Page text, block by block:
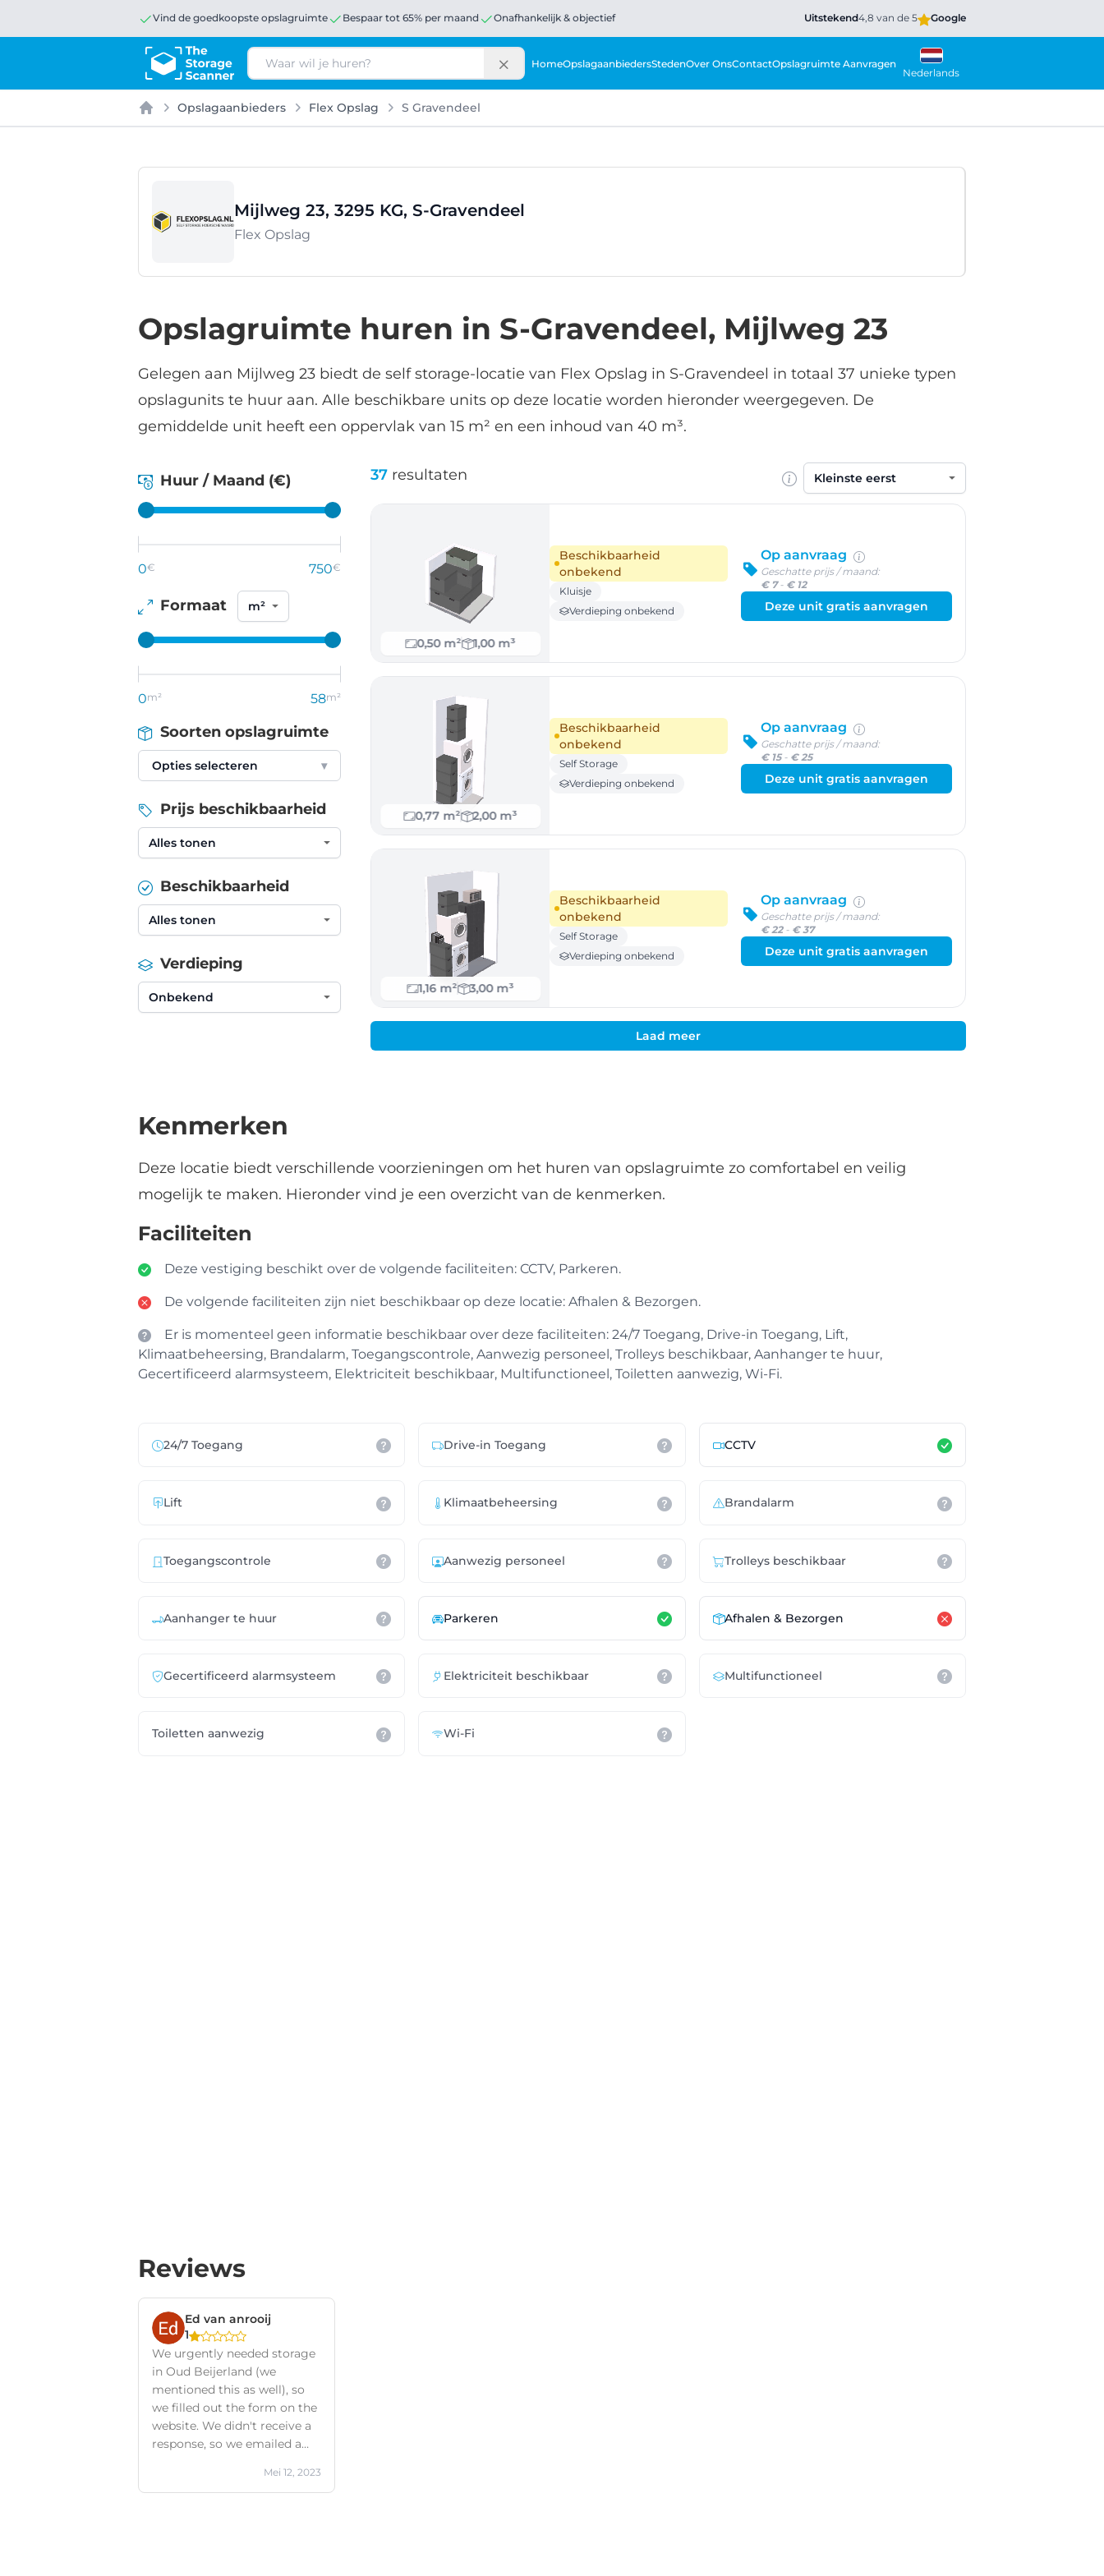
Vind de goedkoopste opslagruimte Bespaar tot 65% per maand Onafhankelijk & objectief Uitstekend4,8 van de 5 Google
Zoeken HomeOpslagaanbiedersStedenOver OnsContactOpslagruimte Aanvragen
Nederlands
Home
Opslagaanbieders Flex Opslag S Gravendeel
Mijlweg 23, 3295 KG, S-Gravendeel
Flex Opslag
Opslagruimte huren in S-Gravendeel, Mijlweg 23
Gelegen aan Mijlweg 23 biedt de self storage-locatie van Flex Opslag in S-Gravendeel in totaal 37 unieke typen
opslagunits te huur aan. Alle beschikbare units op deze locatie worden hieronder weergegeven. De
gemiddelde unit heeft een oppervlak van 15 m² en een inhoud van 40 m³.
37 resultaten
Sorteren op
0,50 m² 1,00 m³
Beschikbaarheid
onbekend
Kluisje
Verdieping onbekend
Op aanvraag
Geschatte prijs / maand:
€ 7- € 12
Deze unit gratis aanvragen
0,77 m² 2,00 m³
Beschikbaarheid
onbekend
Self Storage
Verdieping onbekend
Op aanvraag
Geschatte prijs / maand:
€ 15- € 25
Deze unit gratis aanvragen
1,16 m² 3,00 m³
Beschikbaarheid
onbekend
Self Storage
Verdieping onbekend
Op aanvraag
Geschatte prijs / maand:
€ 22- € 37
Deze unit gratis aanvragen
Laad meer
Huur / Maand (€)
0€ 750€
Formaat
0m² 58m²
Soorten opslagruimte
Opties selecteren ▾
Prijs beschikbaarheid
Beschikbaarheid
Verdieping
Kenmerken
Deze locatie biedt verschillende voorzieningen om het huren van opslagruimte zo comfortabel en veilig
mogelijk te maken. Hieronder vind je een overzicht van de kenmerken.
Faciliteiten
Deze vestiging beschikt over de volgende faciliteiten: CCTV, Parkeren.
De volgende faciliteiten zijn niet beschikbaar op deze locatie: Afhalen & Bezorgen.
Er is momenteel geen informatie beschikbaar over deze faciliteiten: 24/7 Toegang, Drive-in Toegang, Lift,
Klimaatbeheersing, Brandalarm, Toegangscontrole, Aanwezig personeel, Trolleys beschikbaar, Aanhanger te huur,
Gecertificeerd alarmsysteem, Elektriciteit beschikbaar, Multifunctioneel, Toiletten aanwezig, Wi-Fi.
24/7 Toegang Drive-in Toegang CCTV
Lift Klimaatbeheersing Brandalarm
Toegangscontrole Aanwezig personeel Trolleys beschikbaar
Aanhanger te huur Parkeren Afhalen & Bezorgen
Gecertificeerd alarmsysteem Elektriciteit beschikbaar Multifunctioneel
Toiletten aanwezig Wi-Fi
Reviews
Ed van anrooij
1
We urgently needed storage
in Oud Beijerland (we
mentioned this as well), so
we filled out the form on the
website. We didn't receive a
response, so we emailed a
still didn't get a response, so
we called. They said they
Mei 12, 2023